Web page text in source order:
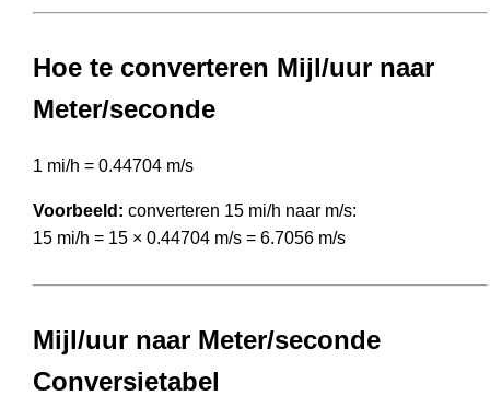
Hoe te converteren Mijl/uur naar
Meter/seconde
1 mi/h = 0.44704 m/s
Voorbeeld: converteren 15 mi/h naar m/s:
15 mi/h = 15 × 0.44704 m/s = 6.7056 m/s
Mijl/uur naar Meter/seconde
Conversietabel